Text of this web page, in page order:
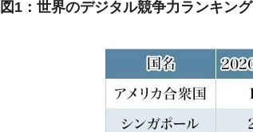
図1：世界のデジタル競争力ランキング